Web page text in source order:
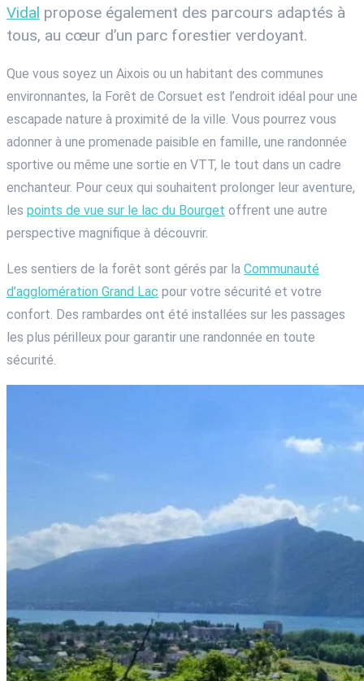
Vidal propose également des parcours adaptés à
tous, au cœur d’un parc forestier verdoyant.
Que vous soyez un Aixois ou un habitant des communes
environnantes, la Forêt de Corsuet est l’endroit idéal pour une
escapade nature à proximité de la ville. Vous pourrez vous
adonner à une promenade paisible en famille, une randonnée
sportive ou même une sortie en VTT, le tout dans un cadre
enchanteur. Pour ceux qui souhaitent prolonger leur aventure,
les points de vue sur le lac du Bourget offrent une autre
perspective magnifique à découvrir.
Les sentiers de la forêt sont gérés par la Communauté
d’agglomération Grand Lac pour votre sécurité et votre
confort. Des rambardes ont été installées sur les passages
les plus périlleux pour garantir une randonnée en toute
sécurité.